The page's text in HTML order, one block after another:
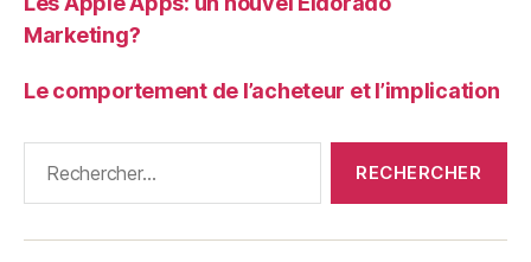
Marketing?
Le comportement de l’acheteur et l’implication